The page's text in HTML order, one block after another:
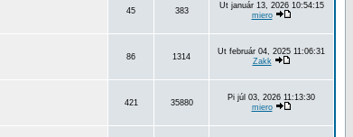
45 383
Ut január 13, 2026 10:54:15
miero
86 1314
Ut február 04, 2025 11:06:31
Zakk
421 35880
Pi júl 03, 2026 11:13:30
miero